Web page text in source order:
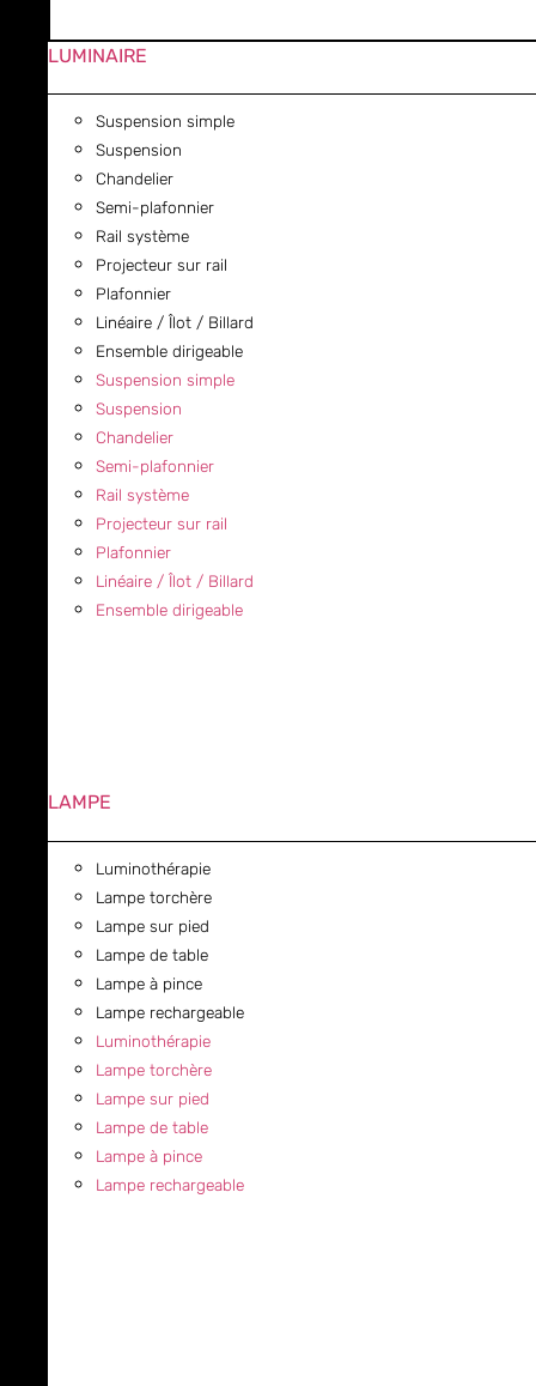
LUMINAIRE
Suspension simple
Suspension
Chandelier
Semi-plafonnier
Rail système
Projecteur sur rail
Plafonnier
Linéaire / Îlot / Billard
Ensemble dirigeable
Suspension simple
Suspension
Chandelier
Semi-plafonnier
Rail système
Projecteur sur rail
Plafonnier
Linéaire / Îlot / Billard
Ensemble dirigeable
LAMPE
Luminothérapie
Lampe torchère
Lampe sur pied
Lampe de table
Lampe à pince
Lampe rechargeable
Luminothérapie
Lampe torchère
Lampe sur pied
Lampe de table
Lampe à pince
Lampe rechargeable